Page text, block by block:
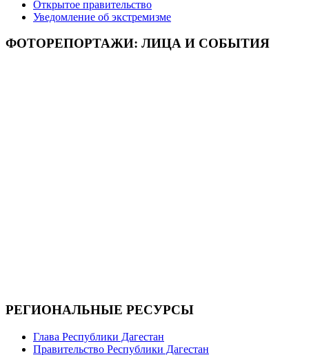
Открытое правительство
Уведомление об экстремизме
ФОТОРЕПОРТАЖИ: ЛИЦА И СОБЫТИЯ
РЕГИОНАЛЬНЫЕ РЕСУРСЫ
Глава Республики Дагестан
Правительство Республики Дагестан